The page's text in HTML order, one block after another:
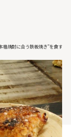
焼酎に合う鉄板焼き”を食す！